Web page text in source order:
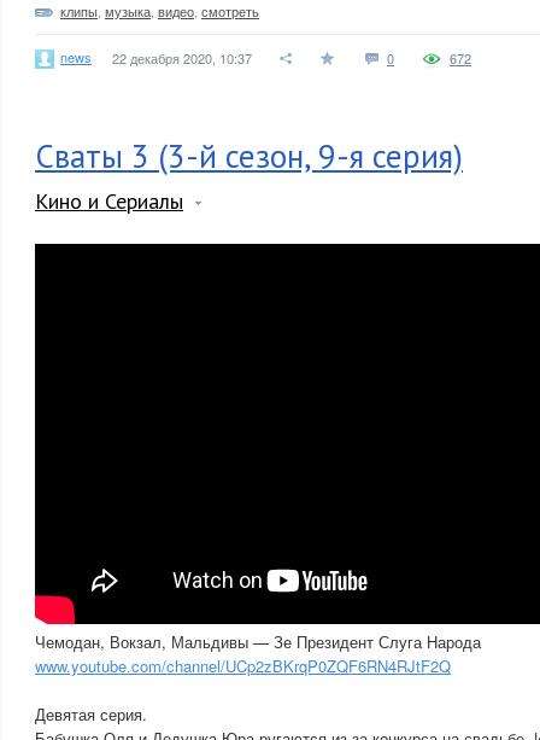
клипы музыка видео смотреть
news 22 декабря 2020, 10:37 0 672
Сваты 3 (3-й сезон, 9-я серия)
Кино и Сериалы
Чемодан, Вокзал, Мальдивы — Зе Президент Слуга Народа
www.youtube.com/channel/UCp2zBKrqP0ZQF6RN4RJtF2Q
Девятая серия.